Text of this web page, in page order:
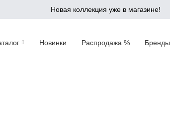
Новая коллекция уже в магазине!
Новинки Распродажа % Бренды